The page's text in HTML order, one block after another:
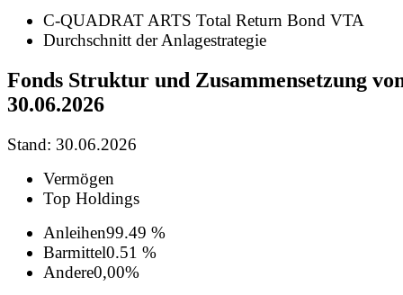
C-QUADRAT ARTS Total Return Bond VTA
Durchschnitt der Anlagestrategie
Fonds Struktur und Zusammensetzung
30.06.2026
Stand: 30.06.2026
Vermögen
Top Holdings
Anleihen99.49 %
Barmittel0.51 %
Andere0,00%